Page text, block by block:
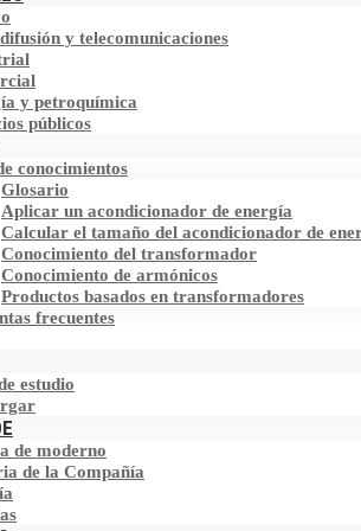
estática (STS)
energía
del factor de
neutra (NCE)
contra
y telecomunicaciones
y petroquímica
públicos
conocimientos
Glosario
Aplicar un acondicionador de energía
Calcular el tamaño del acondicionador de
Conocimiento del transformador
Conocimiento de armónicos
Productos basados en transformadores
frecuentes
estudio
de moderno
de la Compañía